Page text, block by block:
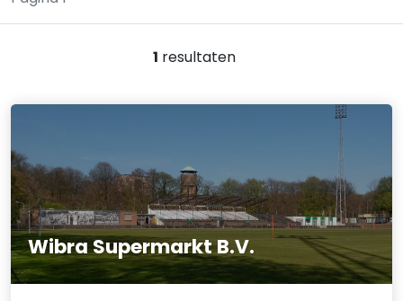
1 resultaten
Wibra Supermarkt B.V.